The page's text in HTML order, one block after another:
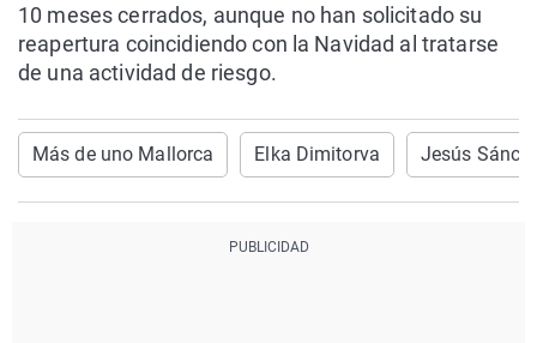
10 meses cerrados, aunque no han solicitado su
reapertura coincidiendo con la Navidad al tratarse
de una actividad de riesgo.
Más de uno Mallorca Elka Dimitorva Jesús